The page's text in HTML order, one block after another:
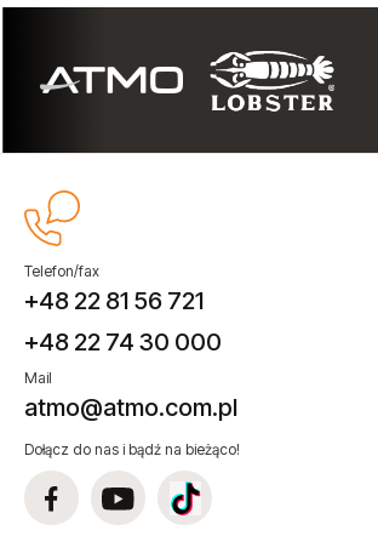
Telefon/fax
+48 22 81 56 721
+48 22 74 30 000
Mail
atmo@atmo.com.pl
Dołącz do nas i bądź na bieżąco!